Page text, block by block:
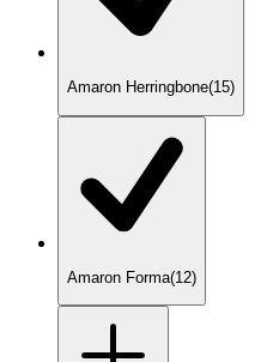
Amaron Herringbone(15)
Amaron Forma(12)